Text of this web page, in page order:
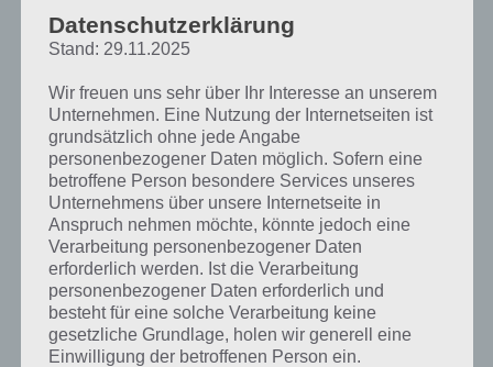
Eines der besten Rätsel- und Denkspiele
für Android und iOS
Mehr als 20 Kategorien, in welche die Aufgaben eingeteilt sind und
rund 100 Puzzle, die es zu lösen gilt. Das hört sich schonmal sehr gut
und umfangreich an. Und das ist es auch. Die Aufgaben sind dabei in
unterschiedliche Schwierigkeitsgrade eingeteilt, auch wenn ich
bereits die einfachen Level sehr schwer empfinde.
Datenschutzerklärung
Stand: 29.11.2025
Wir freuen uns sehr über Ihr Interesse an unserem
Unternehmen. Eine Nutzung der Internetseiten ist
grundsätzlich ohne jede Angabe
personenbezogener Daten möglich. Sofern eine
betroffene Person besondere Services unseres
Unternehmens über unsere Internetseite in
Anspruch nehmen möchte, könnte jedoch eine
Verarbeitung personenbezogener Daten
erforderlich werden. Ist die Verarbeitung
personenbezogener Daten erforderlich und
besteht für eine solche Verarbeitung keine
gesetzliche Grundlage, holen wir generell eine
Einwilligung der betroffenen Person ein.